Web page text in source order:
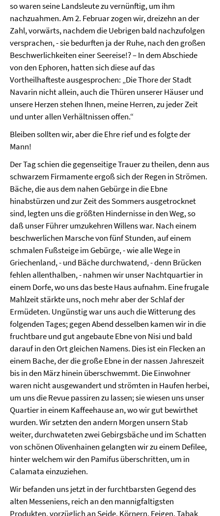
so waren seine Landsleute zu vernünftig, um ihm
nachzuahmen. Am 2. Februar zogen wir, dreizehn an der
Zahl, vorwärts, nachdem die Uebrigen bald nachzufolgen
versprachen, - sie bedurften ja der Ruhe, nach den großen
Beschwerlichkeiten einer Seereise!? – In dem Abschiede
von den Ephoren, hatten sich diese auf das
Vortheilhafteste ausgesprochen: „Die Thore der Stadt
Navarin nicht allein, auch die Thüren unserer Häuser und
unsere Herzen stehen Ihnen, meine Herren, zu jeder Zeit
und unter allen Verhältnissen offen.“
Bleiben sollten wir, aber die Ehre rief und es folgte der
Mann!
Der Tag schien die gegenseitige Trauer zu theilen, denn aus
schwarzem Firmamente ergoß sich der Regen in Strömen.
Bäche, die aus dem nahen Gebürge in die Ebne
hinabstürzen und zur Zeit des Sommers ausgetrocknet
sind, legten uns die größten Hindernisse in den Weg, so
daß unser Führer umzukehren Willens war. Nach einem
beschwerlichen Marsche von fünf Stunden, auf einem
schmalen Fußsteige im Gebürge, - wie alle Wege in
Griechenland, - und Bäche durchwatend, - denn Brücken
fehlen allenthalben, - nahmen wir unser Nachtquartier in
einem Dorfe, wo uns das beste Haus aufnahm. Eine frugale
Mahlzeit stärkte uns, noch mehr aber der Schlaf der
Ermüdeten. Ungünstig war uns auch die Witterung des
folgenden Tages; gegen Abend desselben kamen wir in die
fruchtbare und gut angebaute Ebne von Nisi und bald
darauf in den Ort gleichen Namens. Dies ist ein Flecken an
einem Bache, der die große Ebne in der nassen Jahreszeit
bis in den März hinein überschwemmt. Die Einwohner
waren nicht ausgewandert und strömten in Haufen herbei,
um uns die Revue passiren zu lassen; sie wiesen uns unser
Quartier in einem Kaffeehause an, wo wir gut bewirthet
wurden. Wir setzten den andern Morgen unsern Stab
weiter, durchwateten zwei Gebirgsbäche und im Schatten
von schönen Olivenhainen gelangten wir zu einem Defilee,
hinter welchem wir den Pamifus überschritten, um in
Calamata einzuziehen.
Wir befanden uns jetzt in der furchtbarsten Gegend des
alten Messeniens, reich an den mannigfaltigsten
Produkten, vorzüglich an Seide, Körnern, Feigen, Tabak